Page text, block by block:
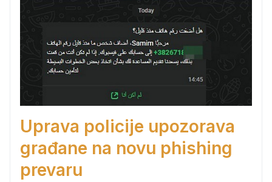
Uprava policije upozorava
građane na novu phishing
prevaru